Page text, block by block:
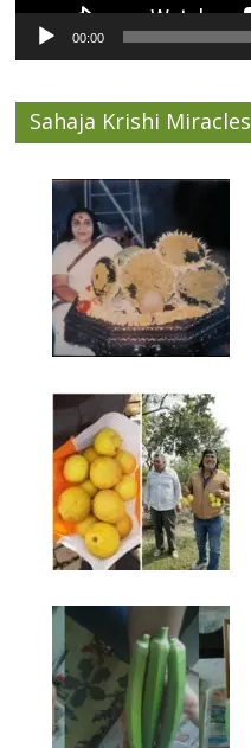
00:00
Sahaja Krishi Miracles